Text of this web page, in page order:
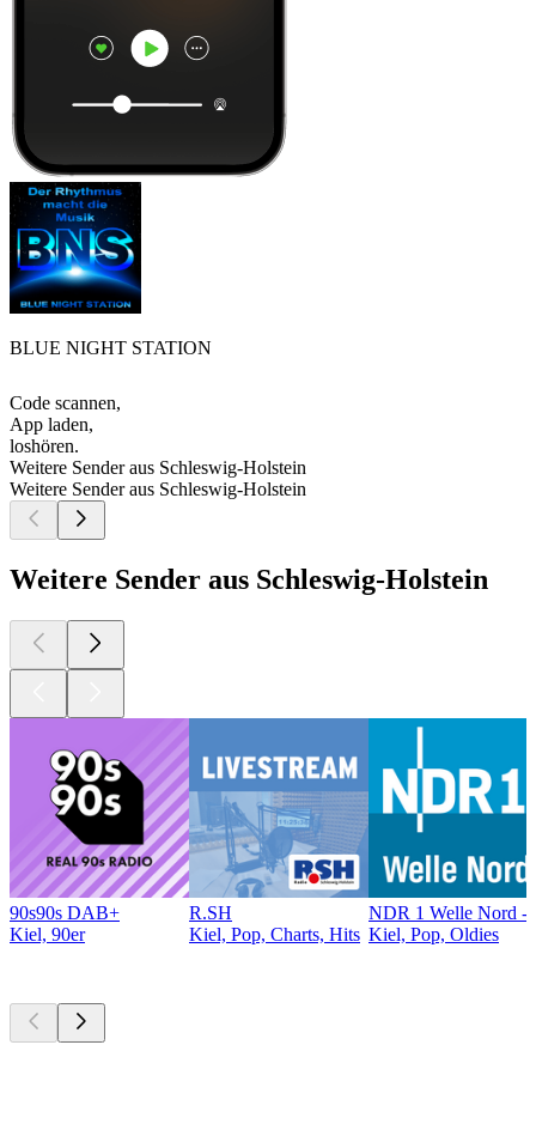
BLUE NIGHT STATION
Code scannen,
App laden,
loshören.
Weitere Sender aus Schleswig-Holstein
Weitere Sender aus Schleswig-Holstein
Weitere Sender aus Schleswig-Holstein
90s90s DAB+
Kiel, 90er
R.SH
Kiel, Pop, Charts, Hits
NDR 1 Welle Nord -
Kiel, Pop, Oldies